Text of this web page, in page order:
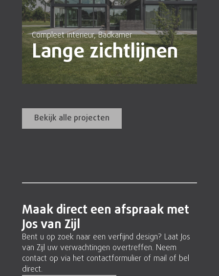
Compleet interieur, Badkamer
Lange zichtlijnen
Bekijk alle projecten
Maak direct een afspraak met
Jos van Zijl
Bent u op zoek naar een verfijnd design? Laat Jos
van Zijl uw verwachtingen overtreffen. Neem
contact op via het contactformulier of mail of bel
direct.